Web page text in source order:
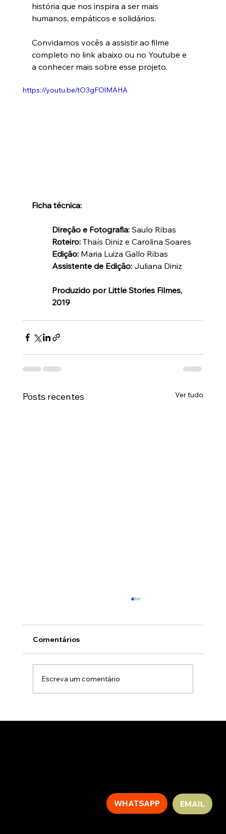
história que nos inspira a ser mais
humanos, empáticos e solidários.
Convidamos vocês a assistir ao filme
completo no link abaixo ou no Youtube e
a conhecer mais sobre esse projeto.
https://youtu.be/tO3gFOlMAHA
Ficha técnica:
Direção e Fotografia: Saulo Ribas
Roteiro: Thaís Diniz e Carolina Soares
Edição: Maria Luiza Gallo Ribas
Assistente de Edição: Juliana Diniz
Produzido por Little Stories Filmes,
2019
Posts recentes Ver tudo
Comentários
Escreva um comentário
WHATSAPP EMAIL